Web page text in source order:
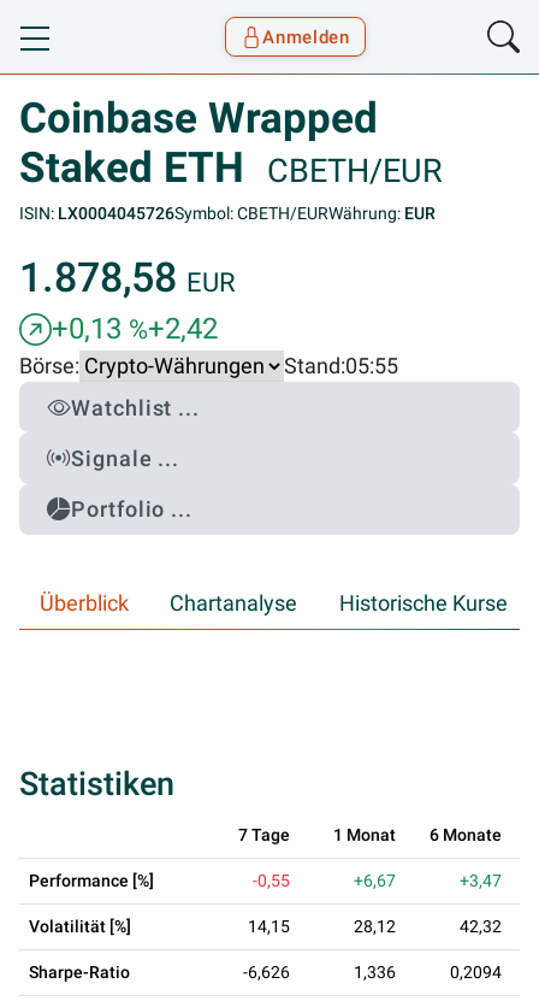
Toggle navigation
Anmelden
Coinbase Wrapped
Staked ETH
CBETH/EUR
ISIN: LX0004045726Symbol: CBETH/EURWährung: EUR
1.878,58 EUR
+0,13 %+2,42
Börse: Stand:05:55
Watchlist ...
Signale ...
Portfolio ...
Überblick Chartanalyse Historische Kurse
Statistiken
7 Tage 1 Monat 6 Monate
Performance [%] -0,55 +6,67 +3,47
Volatilität [%] 14,15 28,12 42,32
Sharpe-Ratio -6,626 1,336 0,2094